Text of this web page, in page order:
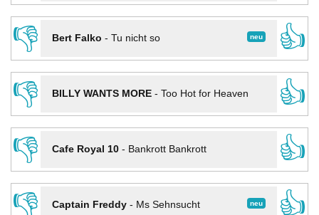
👎
neu
Bert Falko - Tu nicht so
👍
👎
BILLY WANTS MORE- Too Hot for Heaven
👍
👎
Cafe Royal 10- Bankrott Bankrott
👍
👎
neu
Captain Freddy- Ms Sehnsucht
👍